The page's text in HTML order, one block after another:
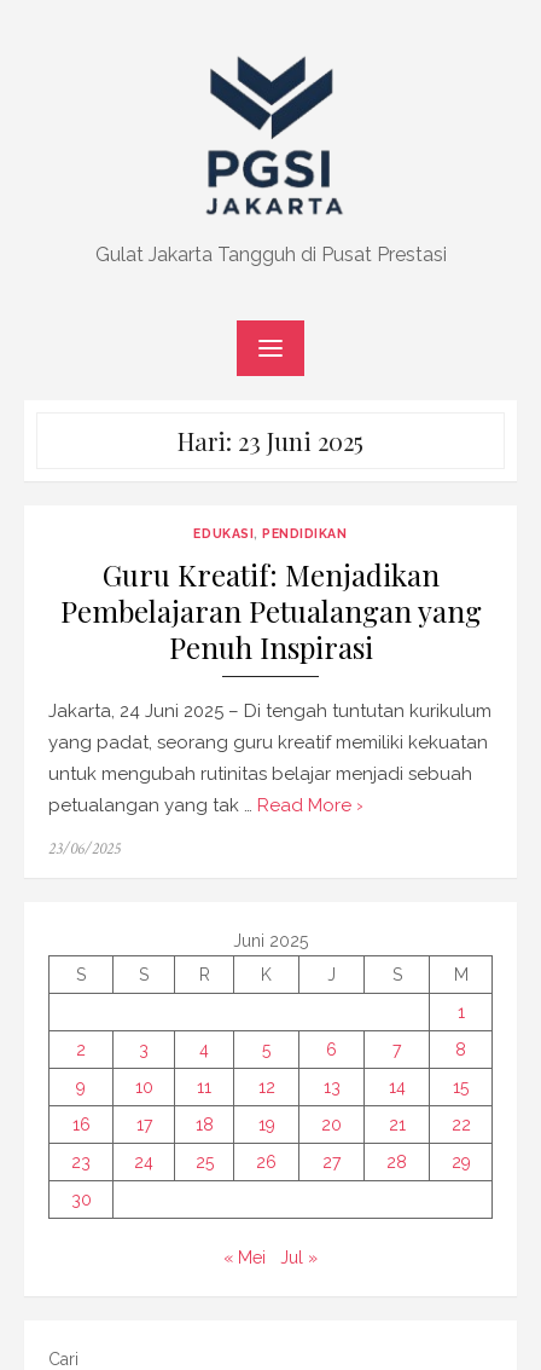
Gulat Jakarta Tangguh di Pusat Prestasi
Hari: 23 Juni 2025
EDUKASI,PENDIDIKAN
Guru Kreatif: Menjadikan
Pembelajaran Petualangan yang
Penuh Inspirasi
Jakarta, 24 Juni 2025 – Di tengah tuntutan kurikulum
yang padat, seorang guru kreatif memiliki kekuatan
untuk mengubah rutinitas belajar menjadi sebuah
petualangan yang tak … Read More ›
Posted
23/06/2025
Juni 2025
S
S R K J S
M
1
2
3 4 5 6 7
8
9
10 11 12 13 14
15
16
17 18 19 20 21
22
23
24 25 26 27 28
29
30
« Mei Jul »
Cari